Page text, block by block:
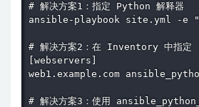
# 解决方案1：指定 Python 解释器
ansible-playbook site.yml -e
# 解决方案2：在 Inventory 中指定
[webservers]
web1.example.com
# 解决方案3：使用